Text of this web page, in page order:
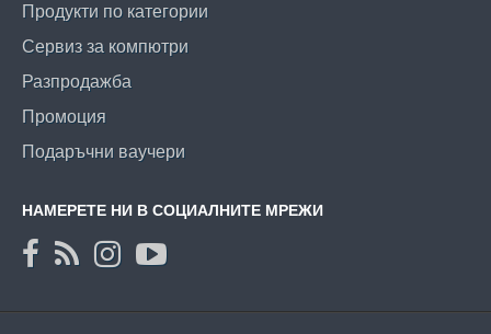
Продукти по категории
Сервиз за компютри
Разпродажба
Промоция
Подаръчни ваучери
НАМЕРЕТЕ НИ В СОЦИАЛНИТЕ МРЕЖИ